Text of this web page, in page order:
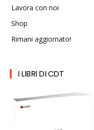
Lavora con noi
Shop
Rimani aggiornato!
I LIBRI DI CDT